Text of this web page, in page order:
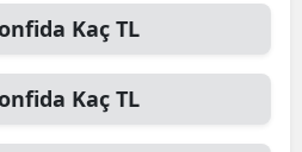
Kaç TL
Kaç TL